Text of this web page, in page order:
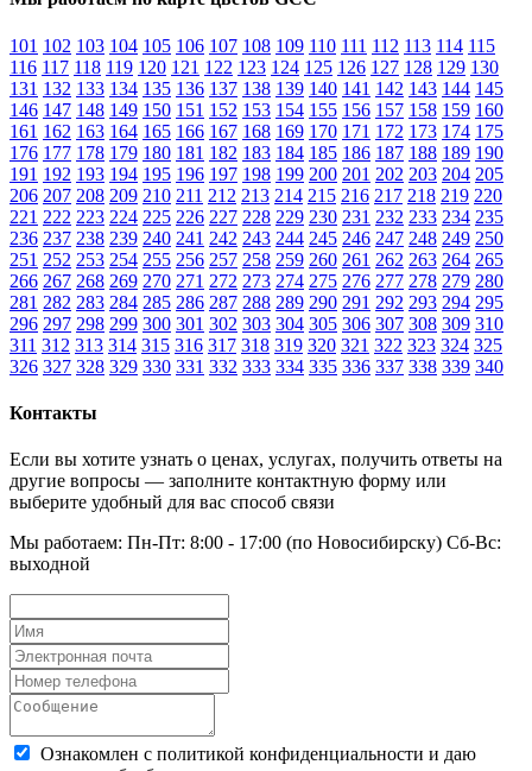
101 102 103 104 105 106 107 108 109 110 111 112 113 114 115
116 117 118 119 120 121 122 123 124 125 126 127 128 129 130
131 132 133 134 135 136 137 138 139 140 141 142 143 144 145
146 147 148 149 150 151 152 153 154 155 156 157 158 159 160
161 162 163 164 165 166 167 168 169 170 171 172 173 174 175
176 177 178 179 180 181 182 183 184 185 186 187 188 189 190
191 192 193 194 195 196 197 198 199 200 201 202 203 204 205
206 207 208 209 210 211 212 213 214 215 216 217 218 219 220
221 222 223 224 225 226 227 228 229 230 231 232 233 234 235
236 237 238 239 240 241 242 243 244 245 246 247 248 249 250
251 252 253 254 255 256 257 258 259 260 261 262 263 264 265
266 267 268 269 270 271 272 273 274 275 276 277 278 279 280
281 282 283 284 285 286 287 288 289 290 291 292 293 294 295
296 297 298 299 300 301 302 303 304 305 306 307 308 309 310
311 312 313 314 315 316 317 318 319 320 321 322 323 324 325
326 327 328 329 330 331 332 333 334 335 336 337 338 339 340
Контакты
Если вы хотите узнать о ценах, услугах, получить ответы на
другие вопросы — заполните контактную форму или
выберите удобный для вас способ связи
Мы работаем: Пн-Пт: 8:00 - 17:00 (по Новосибирску) Сб-Вс:
выходной
Ознакомлен с политикой конфиденциальности и даю